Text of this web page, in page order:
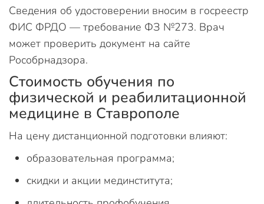
Сведения об удостоверении вносим в госреестр
ФИС ФРДО — требование ФЗ №273. Врач
может проверить документ на сайте
Рособрнадзора.
Стоимость обучения по
физической и реабилитационной
медицине в Ставрополе
На цену дистанционной подготовки влияют:
образовательная программа;
скидки и акции мединститута;